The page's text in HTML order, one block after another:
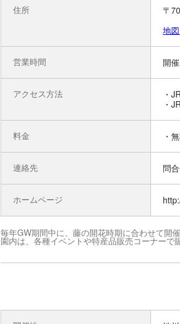
住所
〒
地
営業時間 開
アクセス方法
・
・
料金 ・
連絡先 問
ホームページ
毎年GW期間中に、藤の開花時期に合わせて開
園内は、各種イベントや特産品販売コーナーで